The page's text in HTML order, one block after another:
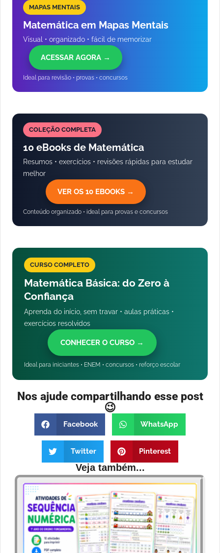
MAPAS MENTAIS
Matemática em Mapas Mentais
Visual • organizado • fácil de memorizar
ACESSAR AGORA →
Ideal para revisão • provas • concursos
COLEÇÃO COMPLETA
10 eBooks de Matemática
Resumos • exercícios • revisões rápidas para estudar
melhor
VER OS 10 EBOOKS →
Conteúdo organizado • ideal para provas e concursos
CURSO COMPLETO
Matemática Básica: do Zero à
Confiança
Aprenda do início, sem travar • aulas práticas •
exercícios resolvidos
CONHECER O CURSO →
Ideal para iniciantes • ENEM • concursos • reforço escolar
Nos ajude compartilhando esse post
😉
Facebook WhatsApp
Twitter Pinterest
Veja também...